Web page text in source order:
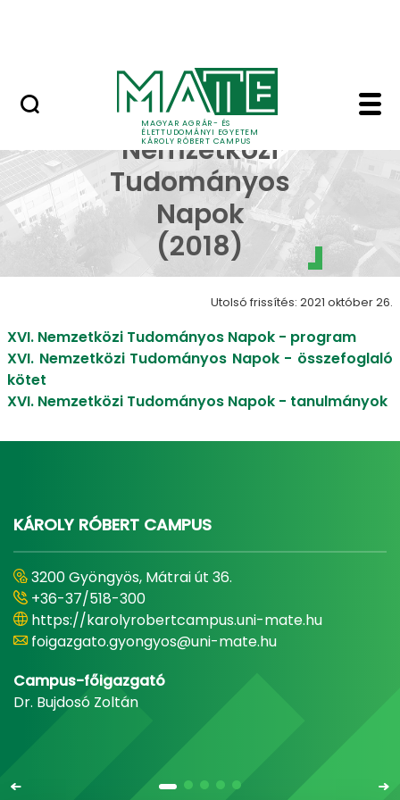
MAGYAR AGRÁR- ÉS
ÉLETTUDOMÁNYI EGYETEM
KÁROLY RÓBERT CAMPUS
XVI. Nemzetközi
XVI.
Nemzetközi
Tudományos
Napok
(2018)
Utolsó frissítés: 2021 október 26.
XVI. Nemzetközi Tudományos Napok - program
XVI. Nemzetközi Tudományos Napok - összefoglaló
kötet
XVI. Nemzetközi Tudományos Napok - tanulmányok
KÁROLY RÓBERT CAMPUS
3200 Gyöngyös, Mátrai út 36.
+36-37/518-300
https://karolyrobertcampus.uni-mate.hu
foigazgato.gyongyos@uni-mate.hu
Campus-főigazgató
Dr. Bujdosó Zoltán